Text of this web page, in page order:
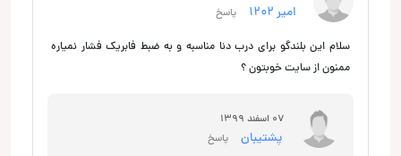
امیر ۱۲۰۲ پاسخ
سلام این بلندگو برای درب دنا مناسبه و به ضبط فابریک فشار نمیاره
ممنون از سایت خوبتون ؟
07 اسفند 1399
پشتیبان پاسخ